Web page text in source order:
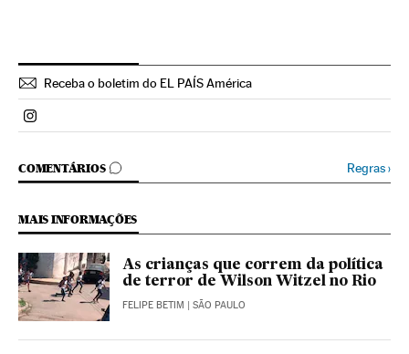
Receba o boletim do EL PAÍS América
Politica El País Brasil en Instagram
COMENTÁRIOS
COMENTÁRIOS Regras›
MAIS INFORMAÇÕES
As crianças que correm da política
de terror de Wilson Witzel no Rio
FELIPE BETIM | SÃO PAULO